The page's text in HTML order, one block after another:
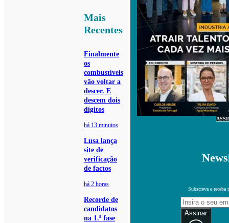
Mais
Recentes
Finalmente
os
combustíveis
vão voltar a
descer. E
descem dois
dígitos
há 13 minutos
Lusa lança
site de
verificação
de factos
há 2 horas
Recorde de
candidatos
na 1.ª fase
Subscreva e receba
Assinar